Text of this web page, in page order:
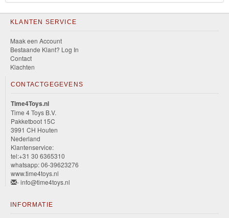
KLANTEN SERVICE
Maak een Account
Bestaande Klant? Log In
Contact
Klachten
CONTACTGEGEVENS
Time4Toys.nl
Time 4 Toys B.V.
Pakketboot 15C
3991 CH Houten
Nederland
Klantenservice:
tel:+31 30 6365310
whatsapp: 06-39623276
www.time4toys.nl
- info@time4toys.nl
INFORMATIE